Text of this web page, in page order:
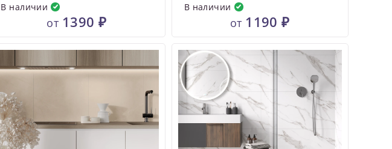
В наличии
от 1390 ₽
В наличии
от 1190 ₽